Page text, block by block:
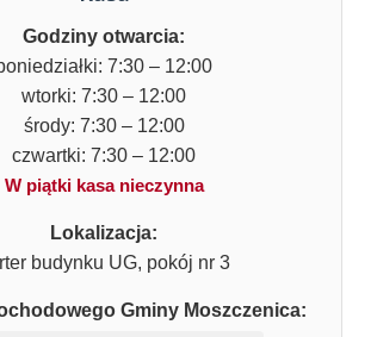
Godziny otwarcia:
7:30 – 12:00
wtorki: 7:30 – 12:00
środy: 7:30 – 12:00
czwartki: 7:30 – 12:00
W piątki kasa nieczynna
Lokalizacja:
budynku UG, pokój nr 3
Gminy Moszczenica: